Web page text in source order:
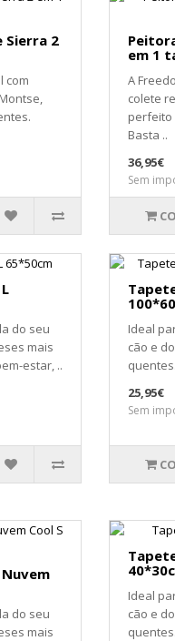
Sierra 2
com
em 1
A
colete
perfeito
Basta ..
36,95€
Sem
do seu
mais
estar, ..
Ideal
cão e
25,95€
Sem
do seu
mais
Ideal
cão e